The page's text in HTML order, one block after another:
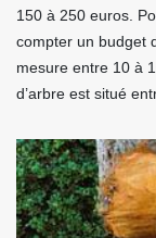
150 à 250 euros.
compter un budget
mesure entre 10 à
d’arbre est situé